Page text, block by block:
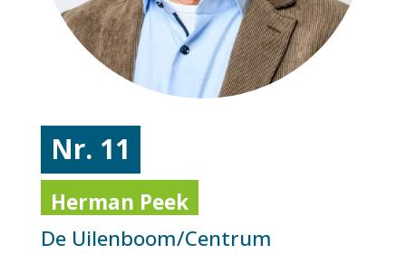
Nr. 11
Herman Peek
De Uilenboom/Centrum